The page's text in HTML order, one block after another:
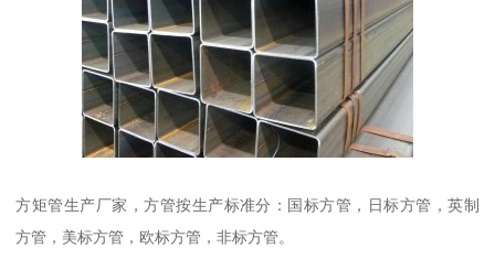
方矩管生产厂家，方管按生产标准分：国标方管，日标方管，英制
方管，美标方管，欧标方管，非标方管。